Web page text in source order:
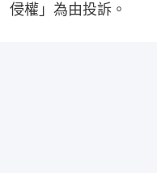
侵權」為由投訴。